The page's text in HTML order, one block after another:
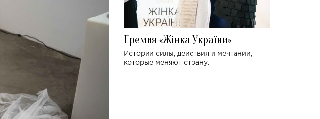
Премия «Жінка України»
Истории силы, действия и мечтаний,
которые меняют страну.